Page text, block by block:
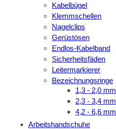
Kabelbügel
Klemmschellen
Nagelclips
Gerüstösen
Endlos-Kabelband
Sicherheitsfäden
Leitermarkierer
Bezeichnungsringe
1,3 - 2,0 mm
2,3 - 3,4 mm
4,2 - 6,6 mm
Arbeitshandschuhe